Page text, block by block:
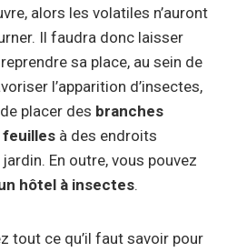
alors les volatiles n’auront
Il faudra donc laisser
sa place, au sein de
l’apparition d’insectes,
placer des branches
feuilles à des endroits
En outre, vous pouvez
hôtel à insectes.
tout ce qu’il faut savoir pour